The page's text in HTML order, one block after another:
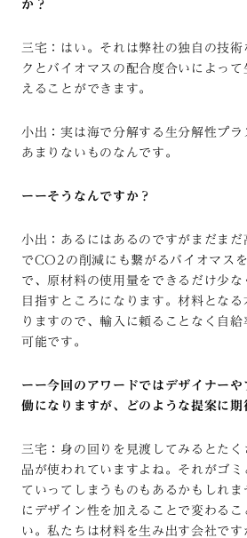
か？
三宅：はい。それは弊社の独自の技術
クとバイオマスの配合度合いによっ
えることができます。
小出：実は海で分解する生分解性プラ
あまりないものなんです。
ーーそうなんですか？
小出：あるにはあるのですがまだまだ
でCO2の削減にも繋がるバイオマス
で、原材料の使用量をできるだけ少
目指すところになります。材料とな
りますので、輸入に頼ることなく自
可能です。
ーー今回のアワードではデザイナー
働になりますが、どのような提案に期
三宅：身の回りを見渡してみるとた
品が使われていますよね。それがゴ
ていってしまうものもあるかもしれま
にデザイン性を加えることで変わる
い。私たちは材料を生み出す会社で